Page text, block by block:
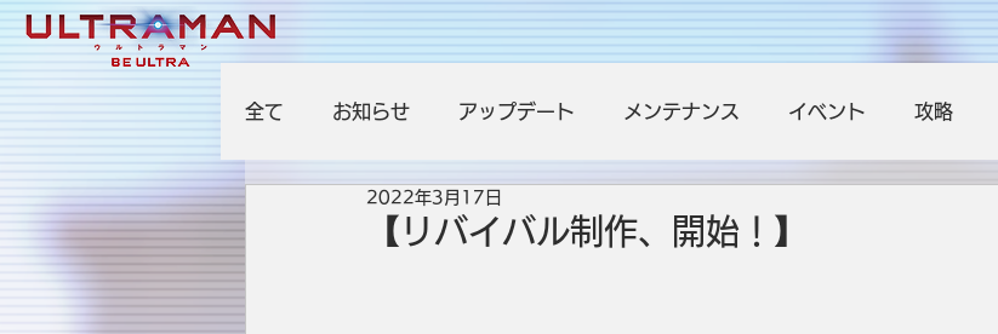
全て お知らせ アップデート メンテナンス イベント 攻略
【リバイバル制作、開始！】
2022年3月17日